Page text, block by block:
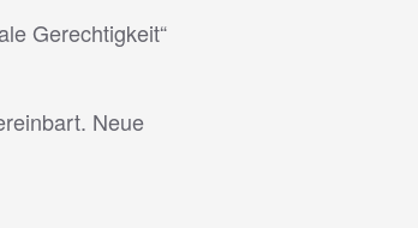
Gerechtigkeit“
Neue